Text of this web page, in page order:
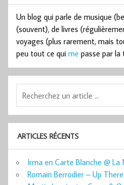
Un blog qui parle de musique
(souvent), de livres
voyages (plus rarement, mais
peu tout ce qui me passe par la
ARTICLES RÉCENTS
Irma en Carte Blanche @ La
Romain Berrodier – Up There